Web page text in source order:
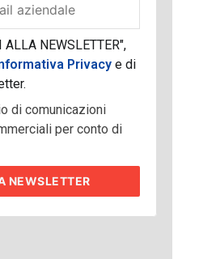
NEWSLETTER",
Privacye di
di comunicazioni
per conto di
NEWSLETTER